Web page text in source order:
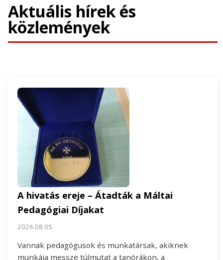
Aktuális hírek és
közlemények
A hivatás ereje – Átadták a Máltai
Pedagógiai Díjakat
2026.08.05.
Vannak pedagógusok és munkatársak, akiknek
munkája messze túlmutat a tanórákon, a